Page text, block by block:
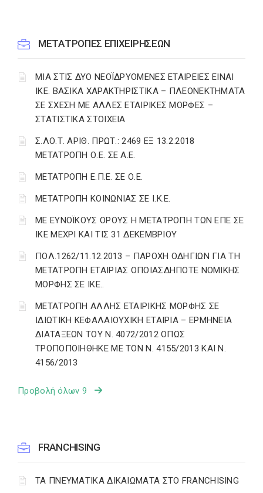
ΜΕΤΑΤΡΟΠΕΣ ΕΠΙΧΕΙΡΗΣΕΩΝ
ΜΙΑ ΣΤΙΣ ΔΥΟ ΝΕΟΪΔΡΥΟΜΕΝΕΣ ΕΤΑΙΡΕΙΕΣ ΕΙΝΑΙ
ΙΚΕ. ΒΑΣΙΚΑ ΧΑΡΑΚΤΗΡΙΣΤΙΚΑ – ΠΛΕΟΝΕΚΤΗΜΑΤΑ
ΣΕ ΣΧΕΣΗ ΜΕ ΑΛΛΕΣ ΕΤΑΙΡΙΚΕΣ ΜΟΡΦΕΣ –
ΣΤΑΤΙΣΤΙΚΑ ΣΤΟΙΧΕΙΑ
Σ.ΛΟ.Τ. ΑΡΙΘ. ΠΡΩΤ.: 2469 ΕΞ 13.2.2018
ΜΕΤΑΤΡΟΠΗ Ο.Ε. ΣΕ Α.Ε.
ΜΕΤΑΤΡΟΠΗ Ε.Π.Ε. ΣΕ Ο.Ε.
ΜΕΤΑΤΡΟΠΗ ΚΟΙΝΩΝΙΑΣ ΣΕ Ι.Κ.Ε.
ΜΕ ΕΥΝΟΪΚΟΥΣ ΟΡΟΥΣ Η ΜΕΤΑΤΡΟΠΗ ΤΩΝ ΕΠΕ ΣΕ
ΙΚΕ ΜΕΧΡΙ ΚΑΙ ΤΙΣ 31 ΔΕΚΕΜΒΡΙΟΥ
ΠΟΛ.1262/11.12.2013 – ΠΑΡΟΧΗ ΟΔΗΓΙΩΝ ΓΙΑ ΤΗ
ΜΕΤΑΤΡΟΠΗ ΕΤΑΙΡΙΑΣ ΟΠΟΙΑΣΔΗΠΟΤΕ ΝΟΜΙΚΗΣ
ΜΟΡΦΗΣ ΣΕ ΙΚΕ..
ΜΕΤΑΤΡΟΠΗ ΑΛΛΗΣ ΕΤΑΙΡΙΚΗΣ ΜΟΡΦΗΣ ΣΕ
ΙΔΙΩΤΙΚΗ ΚΕΦΑΛΑΙΟΥΧΙΚΗ ΕΤΑΙΡΙΑ – ΕΡΜΗΝΕΙΑ
ΔΙΑΤΑΞΕΩΝ ΤΟΥ Ν. 4072/2012 ΟΠΩΣ
ΤΡΟΠΟΠΟΙΗΘΗΚΕ ΜΕ ΤΟΝ Ν. 4155/2013 ΚΑΙ Ν.
4156/2013
Προβολή όλων 9
FRANCHISING
ΤΑ ΠΝΕΥΜΑΤΙΚΑ ΔΙΚΑΙΩΜΑΤΑ ΣΤΟ FRANCHISING